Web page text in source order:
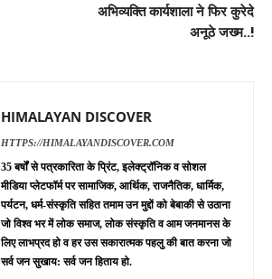
अभिव्यक्ति कार्यशाला ने फिर कुरेदे
अनूठे जख्म..!
HIMALAYAN DISCOVER
HTTPS://HIMALAYANDISCOVER.COM
35 बर्षों से पत्रकारिता के प्रिंट, इलेक्ट्रॉनिक व सोशल
मीडिया प्लेटफॉर्म पर सामाजिक, आर्थिक, राजनैतिक, धार्मिक,
पर्यटन, धर्म-संस्कृति सहित तमाम उन मुद्दों को बेबाकी से उठाना
जो विश्व भर में लोक समाज, लोक संस्कृति व आम जनमानस के
लिए लाभप्रद हो व हर उस सकारात्मक पहलु की बात करना जो
सर्व जन सुखाय: सर्व जन हिताय हो.